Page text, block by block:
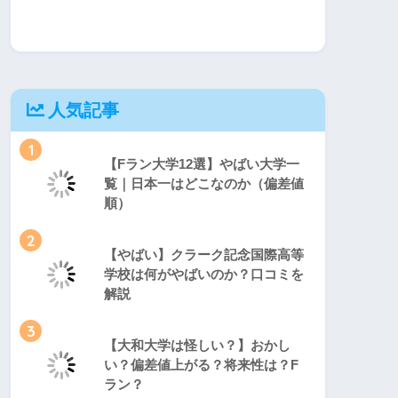
人気記事
1
【Fラン大学12選】やばい大学一
覧｜日本一はどこなのか（偏差値
順）
2
【やばい】クラーク記念国際高等
学校は何がやばいのか？口コミを
解説
3
【大和大学は怪しい？】おかし
い？偏差値上がる？将来性は？F
ラン？